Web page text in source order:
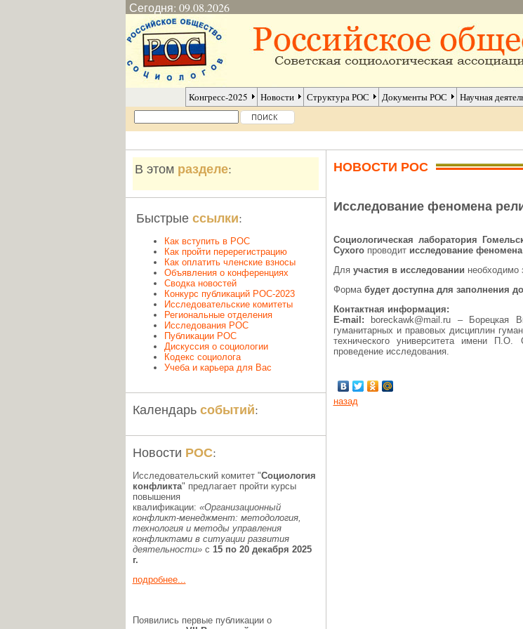
Сегодня: 09.08.2026
Конгресс-2025 Новости Структура РОС Документы РОС Научная
В этом разделе:
Быстрые ссылки:
Как вступить в РОС
Как пройти перерегистрацию
Как оплатить членские взносы
Объявления о конференциях
Сводка новостей
Конкурс публикаций РОС-2023
Исследовательские комитеты
Региональные отделения
Исследования РОС
Публикации РОС
Дискуссия о социологии
Кодекс социолога
Учеба и карьера для Вас
Календарь событий:
Новости РОС:
Исследовательский комитет "Социология
конфликта" предлагает пройти курсы
повышения
квалификации: «Организационный
конфликт-менеджмент: методология,
технология и методы управления
конфликтами в ситуации развития
деятельности» с 15 по 20 декабря 2025
г.
подробнее...
Появились первые публикации о
НОВОСТИ РОС
Исследование феномена
Социологическая лаборатория
Сухогопроводит исследование
Для участия в исследовании необходимо
Форма будет доступна для заполнения
Контактная информация:
E-mail: boreckawk@mail.ru – Борецкая
гуманитарных и правовых дисциплин
технического университета имени
проведение исследования.
назад